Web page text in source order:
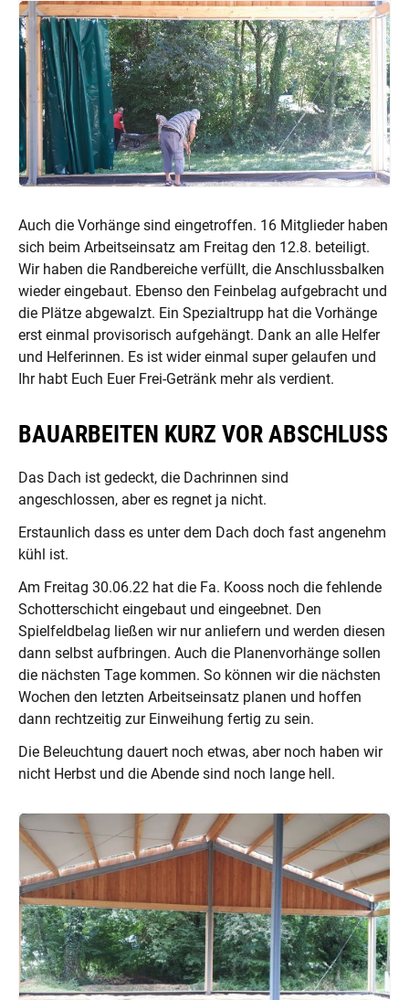
Auch die Vorhänge sind eingetroffen. 16 Mitglieder haben
sich beim Arbeitseinsatz am Freitag den 12.8. beteiligt.
Wir haben die Randbereiche verfüllt, die Anschlussbalken
wieder eingebaut. Ebenso den Feinbelag aufgebracht und
die Plätze abgewalzt. Ein Spezialtrupp hat die Vorhänge
erst einmal provisorisch aufgehängt. Dank an alle Helfer
und Helferinnen. Es ist wider einmal super gelaufen und
Ihr habt Euch Euer Frei-Getränk mehr als verdient.
BAUARBEITEN KURZ VOR ABSCHLUSS
Das Dach ist gedeckt, die Dachrinnen sind
angeschlossen, aber es regnet ja nicht.
Erstaunlich dass es unter dem Dach doch fast angenehm
kühl ist.
Am Freitag 30.06.22 hat die Fa. Kooss noch die fehlende
Schotterschicht eingebaut und eingeebnet. Den
Spielfeldbelag ließen wir nur anliefern und werden diesen
dann selbst aufbringen. Auch die Planenvorhänge sollen
die nächsten Tage kommen. So können wir die nächsten
Wochen den letzten Arbeitseinsatz planen und hoffen
dann rechtzeitig zur Einweihung fertig zu sein.
Die Beleuchtung dauert noch etwas, aber noch haben wir
nicht Herbst und die Abende sind noch lange hell.